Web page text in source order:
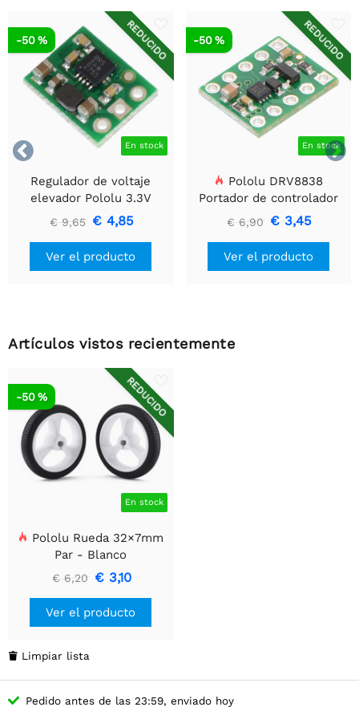


REDUCIDO
En stock
-50 %
Regulador de voltaje
elevador Pololu 3.3V
U1V10F3
€ 9,65 € 4,85
Ver el producto
REDUCIDO
En stock
-50 %
Pololu DRV8838
Portador de controlador
de motor DC cepillado
€ 6,90 € 3,45
Ver el producto
Artículos vistos recientemente
REDUCIDO
En stock
-50 %
Pololu Rueda 32×7mm
Par - Blanco
€ 6,20 € 3,10
Ver el producto
 Limpiar lista
Pedido antes de las 23:59, enviado hoy